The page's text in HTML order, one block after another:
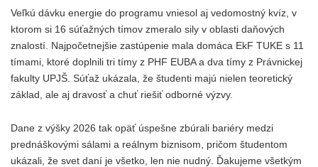
Veľkú dávku energie do programu vniesol aj vedomostný kvíz, v
ktorom si 16 súťažných tímov zmeralo sily v oblasti daňových
znalostí. Najpočetnejšie zastúpenie mala domáca EkF TUKE s 11
tímami, ktoré doplnili tri tímy z PHF EUBA a dva tímy z Právnickej
fakulty UPJŠ. Súťaž ukázala, že študenti majú nielen teoretický
základ, ale aj dravosť a chuť riešiť odborné výzvy.
Dane z výšky 2026 tak opäť úspešne zbúrali bariéry medzi
prednáškovými sálami a reálnym biznisom, pričom študentom
ukázali, že svet daní je všetko, len nie nudný. Ďakujeme všetkým